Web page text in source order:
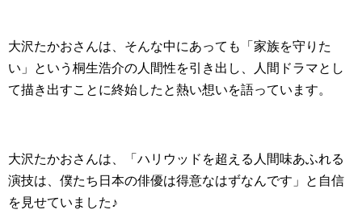
大沢たかおさんは、そんな中にあっても「家族を守りた
い」という桐生浩介の人間性を引き出し、人間ドラマとし
て描き出すことに終始したと熱い想いを語っています。
大沢たかおさんは、「ハリウッドを超える人間味あふれる
演技は、僕たち日本の俳優は得意なはずなんです」と自信
を見せていました♪